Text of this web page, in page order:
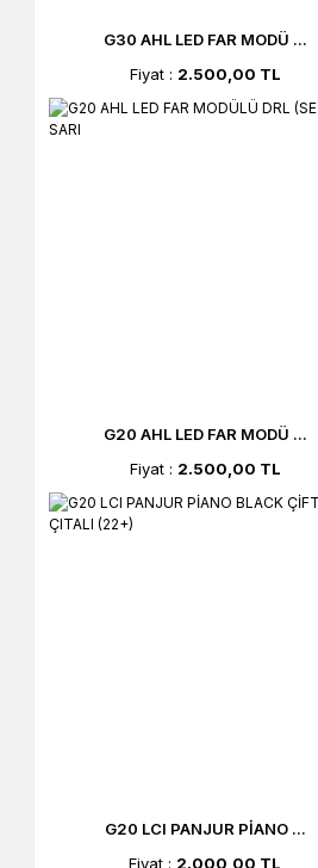
G30 AHL LED FAR MODÜ ...
Fiyat : 2.500,00 TL
G20 AHL LED FAR MODÜ ...
Fiyat : 2.500,00 TL
G20 LCI PANJUR PİANO ...
Fiyat : 2.000,00 TL